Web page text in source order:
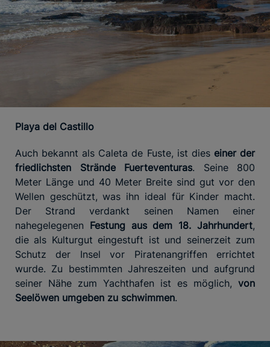
Playa del Castillo
Auch bekannt als Caleta de Fuste, ist dies einer der
friedlichsten Strände Fuerteventuras. Seine 800
Meter Länge und 40 Meter Breite sind gut vor den
Wellen geschützt, was ihn ideal für Kinder macht.
Der Strand verdankt seinen Namen einer
nahegelegenen Festung aus dem 18. Jahrhundert,
die als Kulturgut eingestuft ist und seinerzeit zum
Schutz der Insel vor Piratenangriffen errichtet
wurde. Zu bestimmten Jahreszeiten und aufgrund
seiner Nähe zum Yachthafen ist es möglich, von
Seelöwen umgeben zu schwimmen.